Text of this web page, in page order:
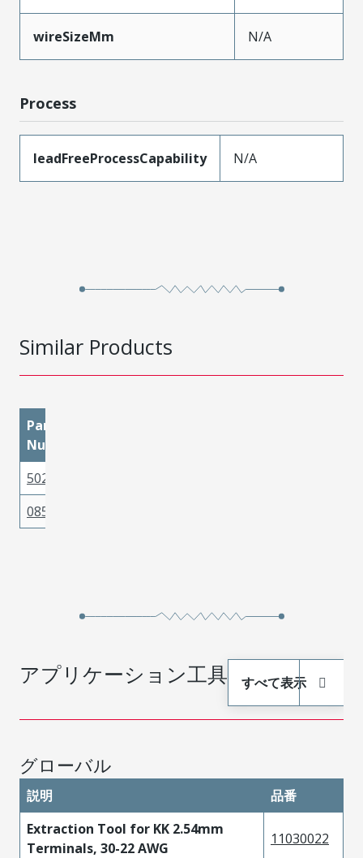
wireSizeMm N/A
Process
leadFreeProcessCapability N/A
Similar Products
Part
Number
50291900
08550124
アプリケーション工具 すべて表示
グローバル
説明
品番
Extraction Tool for KK 2.54mm
Terminals, 30-22 AWG
11030022